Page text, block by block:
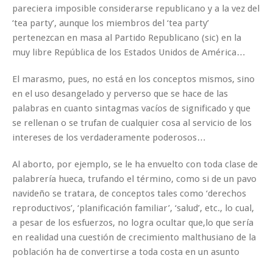
pareciera imposible considerarse republicano y a la vez del
‘tea party’, aunque los miembros del ‘tea party’
pertenezcan en masa al Partido Republicano (sic) en la
muy libre República de los Estados Unidos de América…
El marasmo, pues, no está en los conceptos mismos, sino
en el uso desangelado y perverso que se hace de las
palabras en cuanto sintagmas vacíos de significado y que
se rellenan o se trufan de cualquier cosa al servicio de los
intereses de los verdaderamente poderosos…
Al aborto, por ejemplo, se le ha envuelto con toda clase de
palabrería hueca, trufando el término, como si de un pavo
navideño se tratara, de conceptos tales como ‘derechos
reproductivos’, ‘planificación familiar’, ‘salud’, etc., lo cual,
a pesar de los esfuerzos, no logra ocultar que,lo que sería
en realidad una cuestión de crecimiento malthusiano de la
población ha de convertirse a toda costa en un asunto